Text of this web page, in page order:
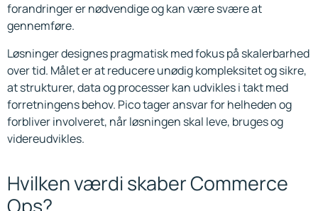
forandringer er nødvendige og kan være svære at
gennemføre.
Løsninger designes pragmatisk med fokus på skalerbarhed
over tid. Målet er at reducere unødig kompleksitet og sikre,
at strukturer, data og processer kan udvikles i takt med
forretningens behov. Pico tager ansvar for helheden og
forbliver involveret, når løsningen skal leve, bruges og
videreudvikles.
Hvilken værdi skaber Commerce
Ops?